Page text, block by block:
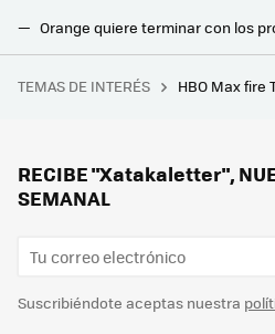
TEMAS DE INTERÉS HBO Max fire
RECIBE "Xatakaletter",
SEMANAL
Suscribiéndote aceptas nuestra